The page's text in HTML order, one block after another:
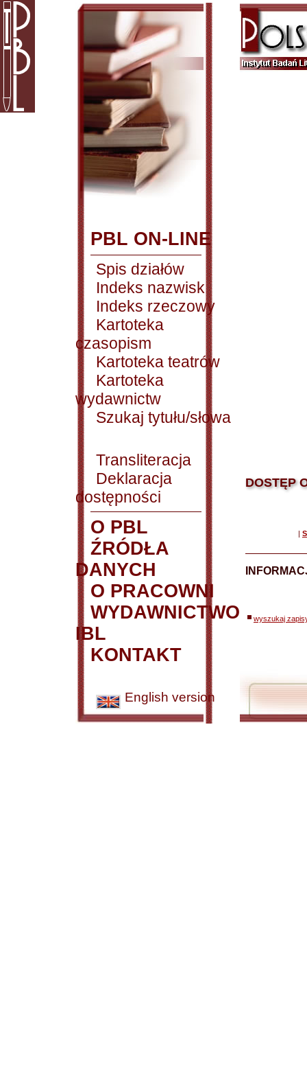
PBL ON-LINE
Spis działów
Indeks nazwisk
Indeks rzeczowy
Kartoteka
czasopism
Kartoteka teatrów
Kartoteka
wydawnictw
Szukaj tytułu/słowa
Transliteracja
Deklaracja
dostępności
O PBL
ŹRÓDŁA
DANYCH
O PRACOWNI
WYDAWNICTWO
IBL
KONTAKT
English version
DOSTĘP
|
wyszukaj